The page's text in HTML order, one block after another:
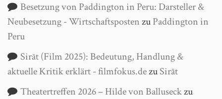
Besetzung von Paddington in Peru: Darsteller &
Neubesetzung - WirtschaftspostenzuPaddington in
Peru
Sirāt (Film 2025): Bedeutung, Handlung &
aktuelle Kritik erklärt - filmfokus.dezuSirāt
Theatertreffen 2026 – Hilde von Balluseckzu